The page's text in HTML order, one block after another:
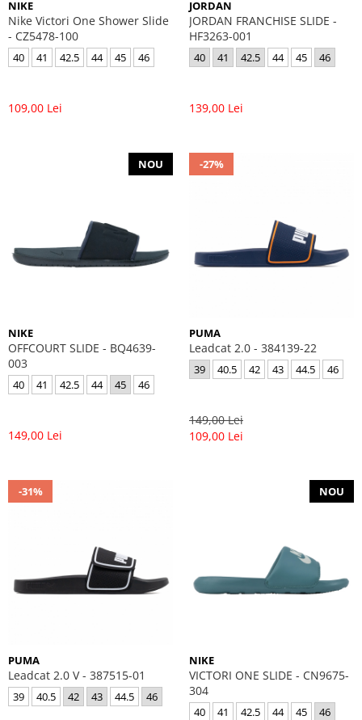
NIKE
Nike Victori One Shower Slide
- CZ5478-100
40 41 42.5 44 45 46
109,00 Lei
JORDAN
JORDAN FRANCHISE SLIDE -
HF3263-001
40 41 42.5 44 45 46
139,00 Lei
NOU
NIKE
OFFCOURT SLIDE - BQ4639-
003
40 41 42.5 44 45 46
149,00 Lei
-27%
PUMA
Leadcat 2.0 - 384139-22
39 40.5 42 43 44.5 46
149,00 Lei
109,00 Lei
-31%
PUMA
Leadcat 2.0 V - 387515-01
39 40.5 42 43 44.5 46
NOU
NIKE
VICTORI ONE SLIDE - CN9675-
304
40 41 42.5 44 45 46